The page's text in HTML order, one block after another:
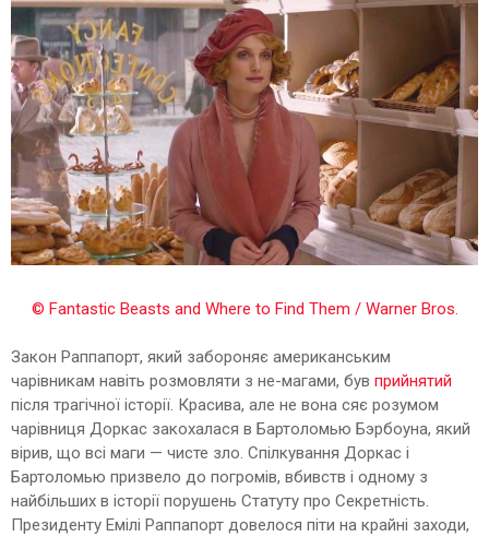
© Fantastic Beasts and Where to Find Them / Warner Bros.
Закон Раппапорт, який забороняє американським
чарівникам навіть розмовляти з не-магами, був прийнятий
після трагічної історії. Красива, але не вона сяє розумом
чарівниця Доркас закохалася в Бартоломью Бэрбоуна, який
вірив, що всі маги — чисте зло. Спілкування Доркас і
Бартоломью призвело до погромів, вбивств і одному з
найбільших в історії порушень Статуту про Секретність.
Президенту Емілі Раппапорт довелося піти на крайні заходи,